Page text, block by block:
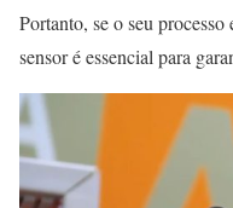
Portanto, se o seu
sensor é essencial para